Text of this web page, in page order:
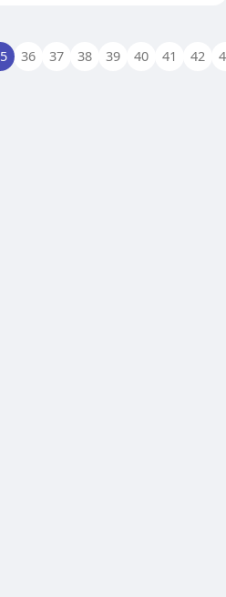
ျ ထိန်းသိမ်းအသုံးပြုရန်လည်း
ျောင်းဝင်းသန့်ရှင်းသာယာလှပ
36 37 38 39 40 41 42